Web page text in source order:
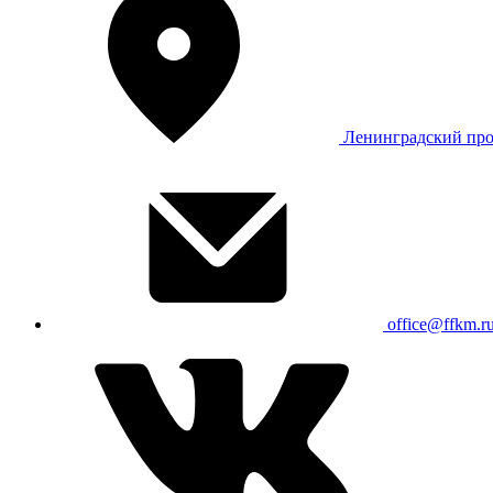
Ленинградский
office@ffkm.ru